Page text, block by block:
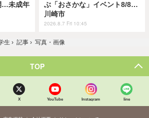
…未成年
ぶ「おさかな」イベント8/8…
川崎市
2026.8.7 Fri 10:45
生 › 記事 › 写真・画像
TOP
X YouTube Instagram line